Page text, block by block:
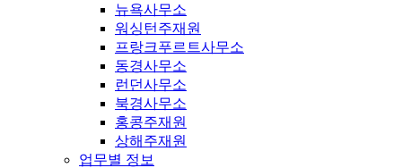
뉴욕사무소
워싱턴주재원
프랑크푸르트사무소
동경사무소
런던사무소
북경사무소
홍콩주재원
상해주재원
업무별 정보